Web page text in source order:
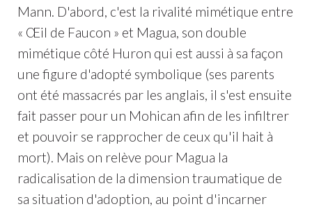
Mann. D'abord, c'est la rivalité mimétique entre
« Œil de Faucon » et Magua, son double
mimétique côté Huron qui est aussi à sa façon
une figure d'adopté symbolique (ses parents
ont été massacrés par les anglais, il s'est ensuite
fait passer pour un Mohican afin de les infiltrer
et pouvoir se rapprocher de ceux qu'il hait à
mort). Mais on relève pour Magua la
radicalisation de la dimension traumatique de
sa situation d'adoption, au point d'incarner